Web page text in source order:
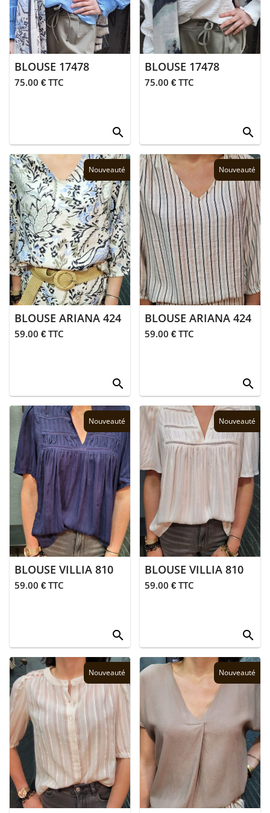
> Polos
> Robes
> Sweats
> Vestes
Blousons
>
Doudounes
> Sans
manches
Junior
BLOUSE 17478
75.00 € TTC
search
BLOUSE 17478
75.00 € TTC
search
Nouveauté
BLOUSE ARIANA 424
59.00 € TTC
search
Nouveauté
BLOUSE ARIANA 424
59.00 € TTC
search
Nouveauté
BLOUSE VILLIA 810
59.00 € TTC
search
Nouveauté
BLOUSE VILLIA 810
59.00 € TTC
search
Nouveauté Nouveauté